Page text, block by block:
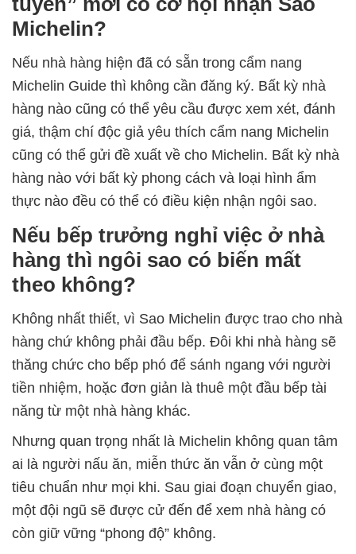
Michelin?
Nếu nhà hàng hiện đã có sẵn trong cẩm nang
Michelin Guide thì không cần đăng ký. Bất kỳ nhà
hàng nào cũng có thể yêu cầu được xem xét, đánh
giá, thậm chí độc giả yêu thích cẩm nang Michelin
cũng có thể gửi đề xuất về cho Michelin. Bất kỳ nhà
hàng nào với bất kỳ phong cách và loại hình ẩm
thực nào đều có thể có điều kiện nhận ngôi sao.
Nếu bếp trưởng nghỉ việc ở nhà
hàng thì ngôi sao có biến mất
theo không?
Không nhất thiết, vì Sao Michelin được trao cho nhà
hàng chứ không phải đầu bếp. Đôi khi nhà hàng sẽ
thăng chức cho bếp phó để sánh ngang với người
tiền nhiệm, hoặc đơn giản là thuê một đầu bếp tài
năng từ một nhà hàng khác.
Nhưng quan trọng nhất là Michelin không quan tâm
ai là người nấu ăn, miễn thức ăn vẫn ở cùng một
tiêu chuẩn như mọi khi. Sau giai đoạn chuyển giao,
một đội ngũ sẽ được cử đến để xem nhà hàng có
còn giữ vững “phong độ” không.